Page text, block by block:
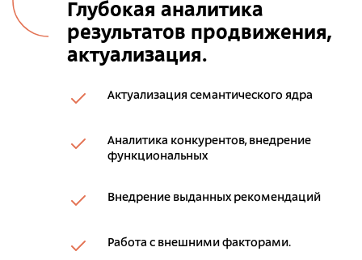
Глубокая аналитика
результатов продвижения,
актуализация.
Актуализация семантического ядра
Аналитика конкурентов, внедрение
функциональных
Внедрение выданных рекомендаций
Работа с внешними факторами.